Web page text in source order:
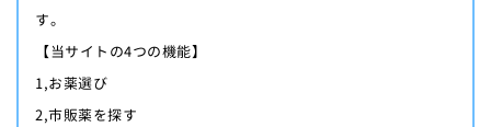
す。
【当サイトの4つの機能】
1,お薬選び
2,市販薬を探す